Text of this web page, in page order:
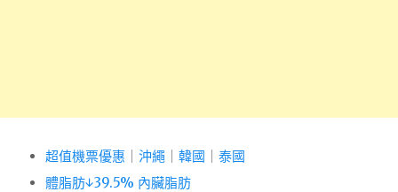
超值機票優惠 沖繩 韓國
泰國
體脂肪↓39.5% 內臟脂肪